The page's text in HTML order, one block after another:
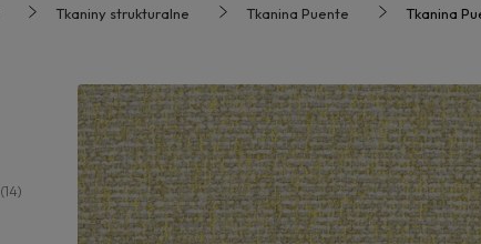
Tkaniny strukturalne Tkanina Puente Tkanina
(14)